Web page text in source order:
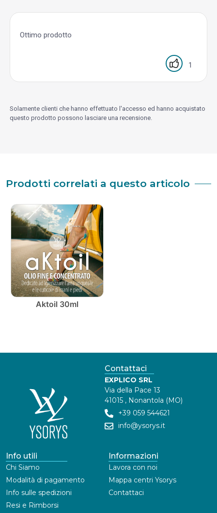
Ottimo prodotto
1
Solamente clienti che hanno effettuato l'accesso ed hanno acquistato
questo prodotto possono lasciare una recensione.
Prodotti correlati a questo articolo
Aktoil 30ml
Contattaci
EXPLICO SRL
Via della Pace 13
41015 , Nonantola (MO)
+39 059 544621
info@ysorys.it
Info utili
Chi Siamo
Modalità di pagamento
Info sulle spedizioni
Resi e Rimborsi
Informazioni
Lavora con noi
Mappa centri Ysorys
Contattaci